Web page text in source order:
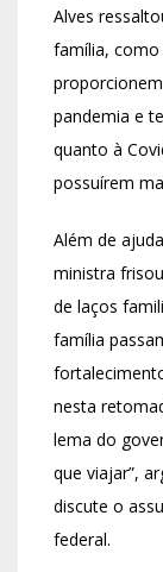
Alves
família, como
pandemia e
quanto à
possuírem
Além de
ministra
de laços
família
nesta
lema do
que viajar”,
discute o
federal.